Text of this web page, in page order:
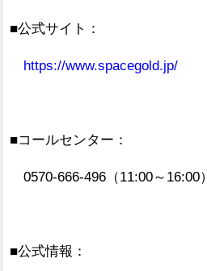
■公式サイト：
https://www.spacegold.jp/
■コールセンター：
0570-666-496（11:00～16:00）
■公式情報：